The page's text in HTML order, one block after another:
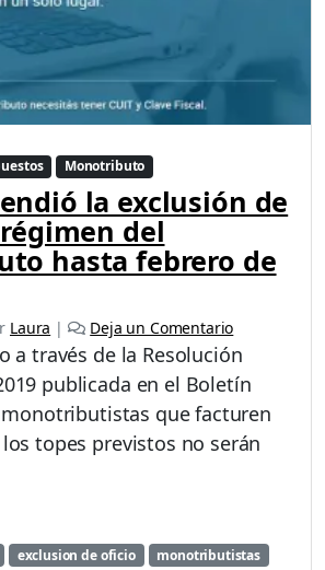
Monotributo
la exclusión de
del
hasta febrero de
Laura | Deja un Comentario
a través de la Resolución
publicada en el Boletín
que facturen
topes previstos no serán
exclusion de oficio
monotributistas